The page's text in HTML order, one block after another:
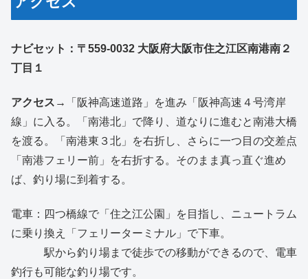
ナビセット： 〒559-0032 大阪府大阪市住之江区南港南２
丁目１
アクセス→
「阪神高速道路」を進み「阪神高速４号湾岸
線」に入る。「南港北」で降り、道なりに進むと南港大橋
を渡る。「南港東３北」を右折し、さらに一つ目の交差点
「南港フェリー前」を右折する。そのまま真っ直ぐ進め
ば、釣り場に到着する。
電車：四つ橋線で「住之江公園」を目指し、ニュートラム
に乗り換え「フェリーターミナル」で下車。
駅から釣り場まで徒歩での移動ができるので、電車
釣行も可能な釣り場です。